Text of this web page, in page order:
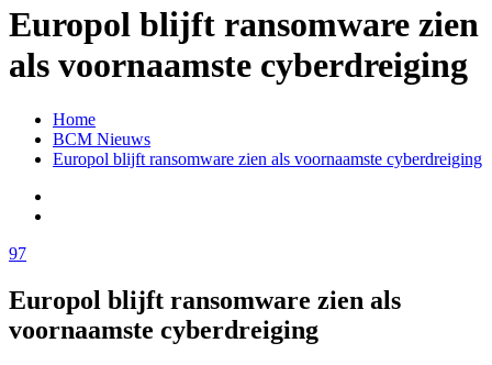
Europol blijft ransomware zien
als voornaamste cyberdreiging
Home
BCM Nieuws
Europol blijft ransomware zien als voornaamste cyberdreiging
97
Europol blijft ransomware zien als
voornaamste cyberdreiging